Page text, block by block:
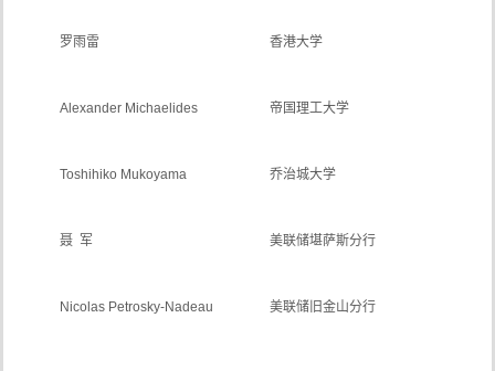
罗雨雷 香港大学
Alexander Michaelides 帝国理工大学
Toshihiko Mukoyama 乔治城大学
聂 军 美联储堪萨斯分行
Nicolas Petrosky-Nadeau 美联储旧金山分行